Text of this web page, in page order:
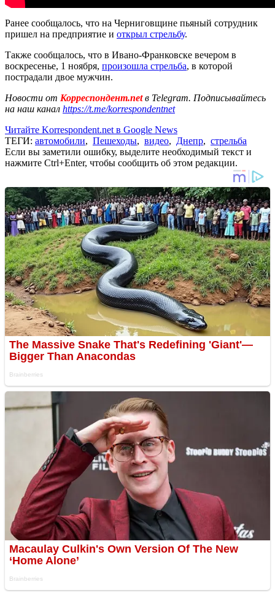
Ранее сообщалось, что на Черниговщине пьяный сотрудник
пришел на предприятие и открыл стрельбу.
Также сообщалось, что в Ивано-Франковске вечером в
воскресенье, 1 ноября, произошла стрельба, в которой
пострадали двое мужчин.
Новости от Корреспондент.netв Telegram. Подписывайтесь
на наш канал https://t.me/korrespondentnet
Читайте Korrespondent.net в Google News
ТЕГИ: автомобили, Пешеходы, видео, Днепр, стрельба
Если вы заметили ошибку, выделите необходимый текст и
нажмите Ctrl+Enter, чтобы сообщить об этом редакции.